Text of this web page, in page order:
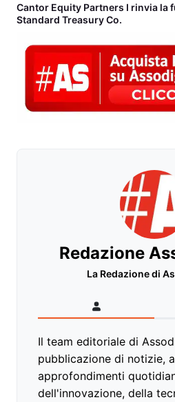
Cantor Equity Partners I rinvia la
Standard Treasury Co.
Redazione
La Redazione di
Il team editoriale di
pubblicazione di notizie,
approfondimenti
dell'innovazione, della